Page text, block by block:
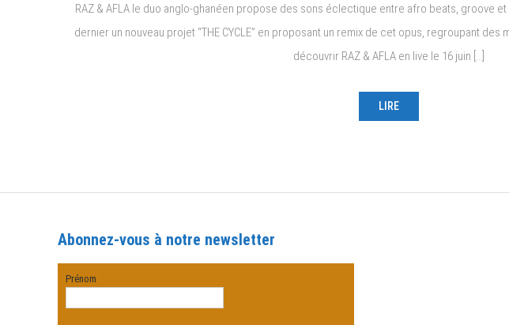
RAZ & AFLA le duo anglo-ghanéen propose des sons éclectique entre afro beats, groove
dernier un nouveau projet “THE CYCLE” en proposant un remix de cet opus, regroupant des
découvrir RAZ & AFLA en live le 16 juin […]
LIRE
Abonnez-vous à notre newsletter
Prénom